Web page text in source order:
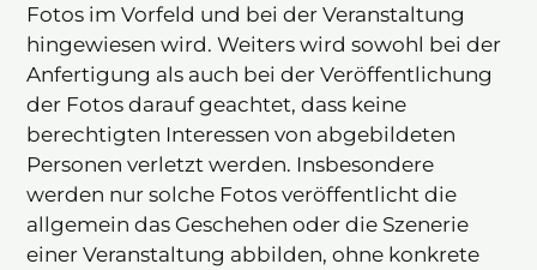
Fotos im Vorfeld und bei der Veranstaltung
hingewiesen wird. Weiters wird sowohl bei der
Anfertigung als auch bei der Veröffentlichung
der Fotos darauf geachtet, dass keine
berechtigten Interessen von abgebildeten
Personen verletzt werden. Insbesondere
werden nur solche Fotos veröffentlicht die
allgemein das Geschehen oder die Szenerie
einer Veranstaltung abbilden, ohne konkrete